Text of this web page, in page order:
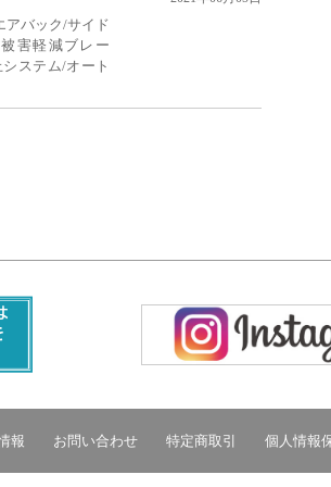
アバック/サイド
害軽減ブレー
ステム/オート
報 お問い合わせ 特定商取引 個人情報